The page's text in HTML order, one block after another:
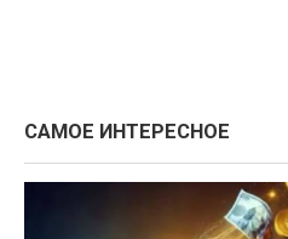
САМОЕ ИНТЕРЕСНОЕ